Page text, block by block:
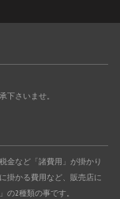
下さいませ。
金など「諸費用」が掛かり
掛かる費用など、販売店に
2種類の事です。